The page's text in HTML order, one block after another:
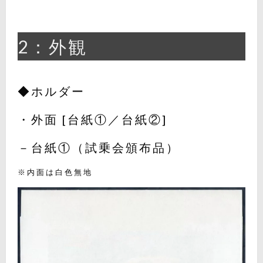
2：外観
◆ホルダー
・外面 [台紙①／台紙②]
－台紙①（試乗会頒布品）
※内面は白色無地